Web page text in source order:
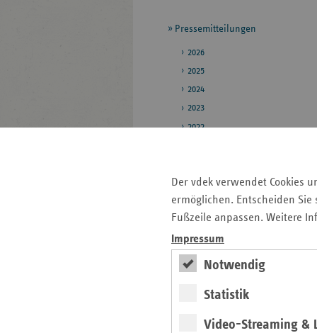
Der vdek verwendet Cookies
ermöglichen. Entscheiden
Fußzeile anpassen. Weitere
Impressum
Notwendig
Statistik
Video-Streaming &
Seitennavigation
Pressemitteilungen
2026
2025
2024
2023
2022
2019
Pressestelle
Bildarchiv
Seitenleiste
weiteren
Auf einen Blick
Pressemitteilungen